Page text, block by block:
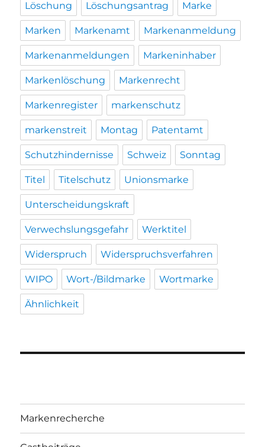
Löschung Löschungsantrag Marke
Marken Markenamt Markenanmeldung
Markenanmeldungen Markeninhaber
Markenlöschung Markenrecht
Markenregister markenschutz
markenstreit Montag Patentamt
Schutzhindernisse Schweiz Sonntag
Titel Titelschutz Unionsmarke
Unterscheidungskraft
Verwechslungsgefahr Werktitel
Widerspruch Widerspruchsverfahren
WIPO Wort-/Bildmarke Wortmarke
Ähnlichkeit
Markenrecherche